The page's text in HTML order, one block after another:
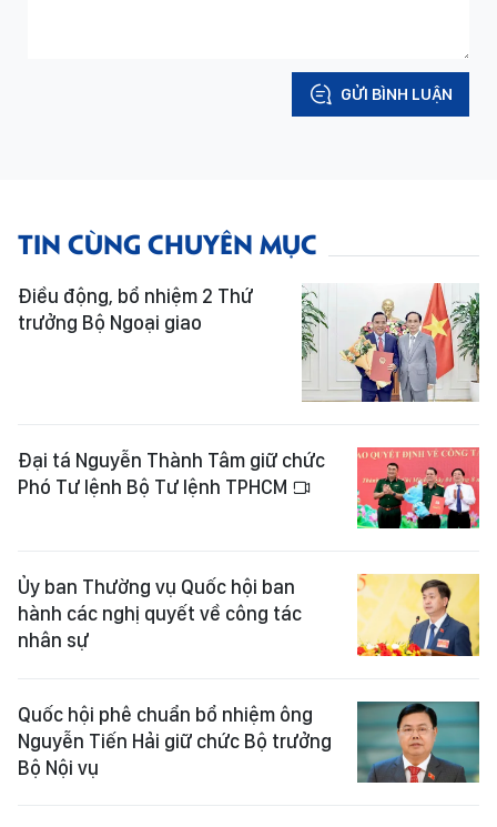
GỬI BÌNH LUẬN
TIN CÙNG CHUYÊN MỤC
Điều động, bổ nhiệm 2 Thứ
trưởng Bộ Ngoại giao
Đại tá Nguyễn Thành Tâm giữ chức
Phó Tư lệnh Bộ Tư lệnh TPHCM
Ủy ban Thường vụ Quốc hội ban
hành các nghị quyết về công tác
nhân sự
Quốc hội phê chuẩn bổ nhiệm ông
Nguyễn Tiến Hải giữ chức Bộ trưởng
Bộ Nội vụ